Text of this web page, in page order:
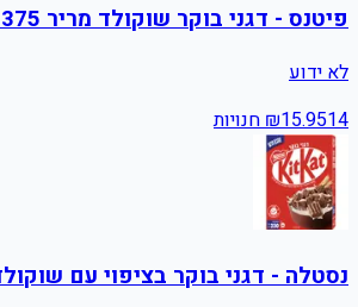
פיטנס - דגני בוקר שוקולד מריר 375 גרם
לא ידוע
₪15.9514 חנויות
נסטלה - דגני בוקר בציפוי עם שוקולד חלב